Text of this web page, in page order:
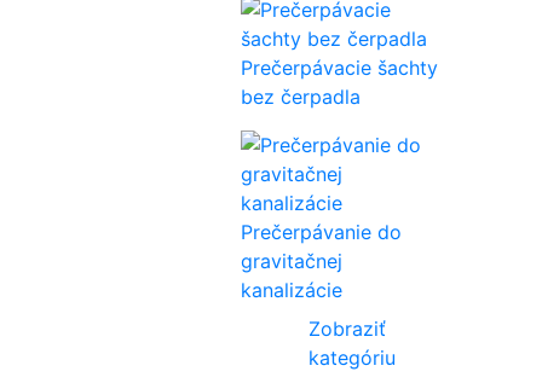
Prečerpávacie šachty
bez čerpadla
Prečerpávanie do
gravitačnej
kanalizácie
Zobraziť
kategóriu